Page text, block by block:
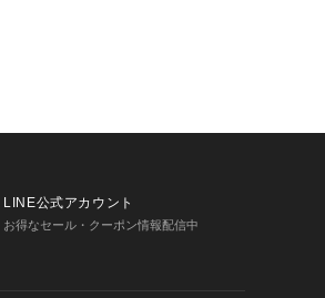
LINE公式アカウント
お得なセール・クーポン情報配信中